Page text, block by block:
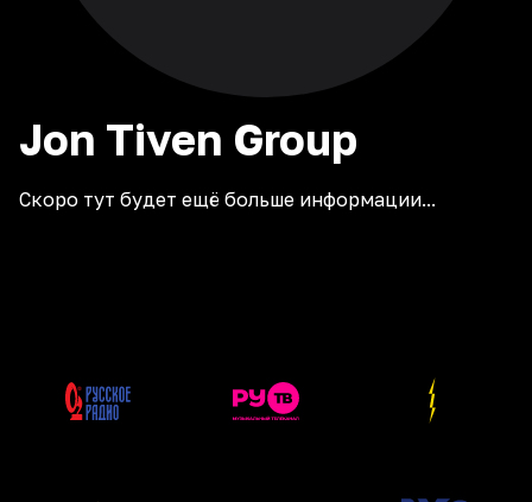
Jon Tiven Group
Скоро тут будет ещё больше информации...